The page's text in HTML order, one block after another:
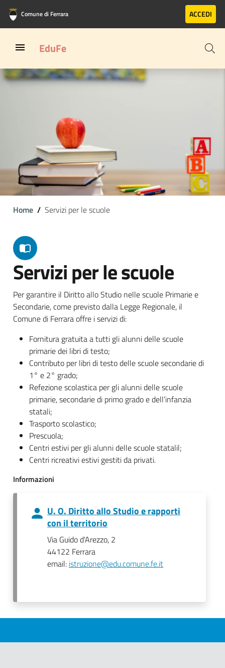
Vai al contenuto principale
Vai al footer
Comune di Ferrara ACCEDI
EduFe
Home Servizi per le scuole
Servizi per le scuole
Per garantire il Diritto allo Studio nelle scuole Primarie e
Secondarie, come previsto dalla Legge Regionale, il
Comune di Ferrara offre i servizi di:
Fornitura gratuita a tutti gli alunni delle scuole
primarie dei libri di testo;
Contributo per libri di testo delle scuole secondarie di
1° e 2° grado;
Refezione scolastica per gli alunni delle scuole
primarie, secondarie di primo grado e dell’infanzia
statali;
Trasporto scolastico;
Prescuola;
Centri estivi per gli alunni delle scuole statalil;
Centri ricreativi estivi gestiti da privati.
Informazioni
U. O. Diritto allo Studio e rapporti
con il territorio
Via Guido d'Arezzo, 2
44122 Ferrara
email: istruzione@edu.comune.fe.it